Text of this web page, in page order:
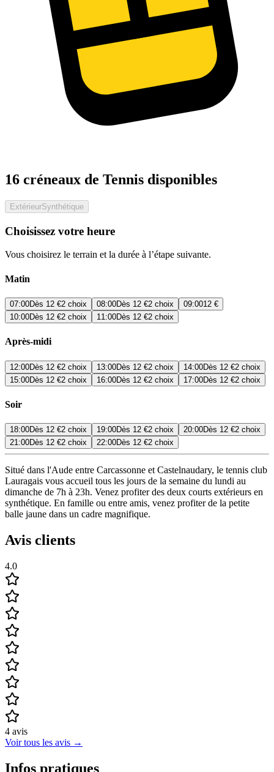
16 créneaux de Tennis disponibles
ExtérieurSynthétique
Choisissez votre heure
Vous choisirez le terrain et la durée à l’étape suivante.
Matin
07:00Dès 12 €2 choix 08:00Dès 12 €2 choix 09:0012 €
10:00Dès 12 €2 choix 11:00Dès 12 €2 choix
Après-midi
12:00Dès 12 €2 choix 13:00Dès 12 €2 choix 14:00Dès 12 €2 choix
15:00Dès 12 €2 choix 16:00Dès 12 €2 choix 17:00Dès 12 €2 choix
Soir
18:00Dès 12 €2 choix 19:00Dès 12 €2 choix 20:00Dès 12 €2 choix
21:00Dès 12 €2 choix 22:00Dès 12 €2 choix
Situé dans l'Aude entre Carcassonne et Castelnaudary, le tennis club
Lauragais vous accueil tous les jours de la semaine du lundi au
dimanche de 7h à 23h. Venez profiter des deux courts extérieurs en
synthétique. En famille ou entre amis, venez profiter de la petite
balle jaune dans un cadre magnifique.
Avis clients
4.0
4 avis
Voir tous les avis →
Infos pratiques